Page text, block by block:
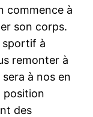
commence à
son corps.
sportif à
remonter à
à nos en
position
des